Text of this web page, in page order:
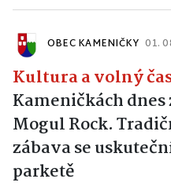
OBEC KAMENIČKY 01.
Kultura a volný
Kameničkách dnes
Mogul Rock.
zábava se
parketě